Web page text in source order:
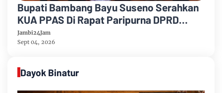
Bupati Bambang Bayu Suseno Serahkan
KUA PPAS Di Rapat Paripurna DPRD
Muarojambi
Jambi24Jam
Sept 04, 2026
Dayok Binatur